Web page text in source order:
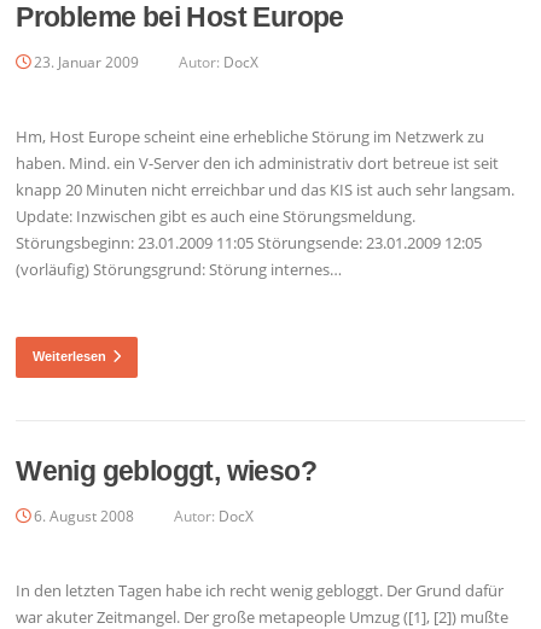
Probleme bei Host Europe
23. Januar 2009 Autor: DocX
Hm, Host Europe scheint eine erhebliche Störung im Netzwerk zu
haben. Mind. ein V-Server den ich administrativ dort betreue ist seit
knapp 20 Minuten nicht erreichbar und das KIS ist auch sehr langsam.
Update: Inzwischen gibt es auch eine Störungsmeldung.
Störungsbeginn: 23.01.2009 11:05 Störungsende: 23.01.2009 12:05
(vorläufig) Störungsgrund: Störung internes…
Weiterlesen
Wenig gebloggt, wieso?
6. August 2008 Autor: DocX
In den letzten Tagen habe ich recht wenig gebloggt. Der Grund dafür
war akuter Zeitmangel. Der große metapeople Umzug ([1], [2]) mußte